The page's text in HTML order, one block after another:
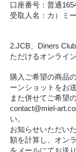
口座番号：普通
受取人名：カ）ミ
2.JCB、Diners
ただけるオンライ
購入ご希望の商品
ーンショットをお
また併せてご希望
contact@miel-
い。
お知らせいただい
額を計算し、オン